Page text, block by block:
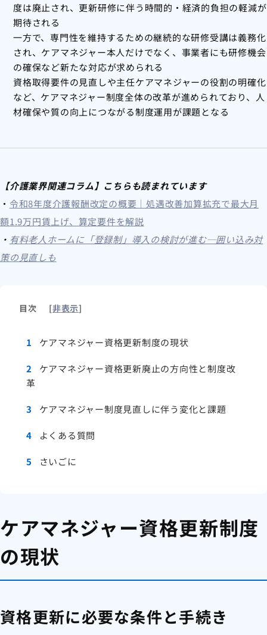
度は廃止され、更新研修に伴う時間的・経済的負担の軽減が
期待される
一方で、専門性を維持するための継続的な研修受講は義務化
され、ケアマネジャー本人だけでなく、事業者にも研修機会
の確保など新たな対応が求められる
資格取得要件の見直しや主任ケアマネジャーの役割の明確化
など、ケアマネジャー制度全体の改革が進められており、人
材確保や質の向上につながる制度運用が課題となる
【介護業界関連コラム】こちらも読まれています
・ 令和8年度介護報酬改定の概要｜処遇改善加算拡充で最大月
額1.9万円賃上げ、算定要件を解説
・ 有料老人ホームに「登録制」導入の検討が進む─囲い込み対
策の見直しも
目次 [非表示]
1 ケアマネジャー資格更新制度の現状
2
ケアマネジャー資格更新廃止の方向性と制度改
革
3 ケアマネジャー制度見直しに伴う変化と課題
4 よくある質問
5 さいごに
ケアマネジャー資格更新制度
の現状
資格更新に必要な条件と手続き